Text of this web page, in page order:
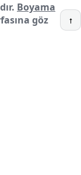
Boyama
göz
↑